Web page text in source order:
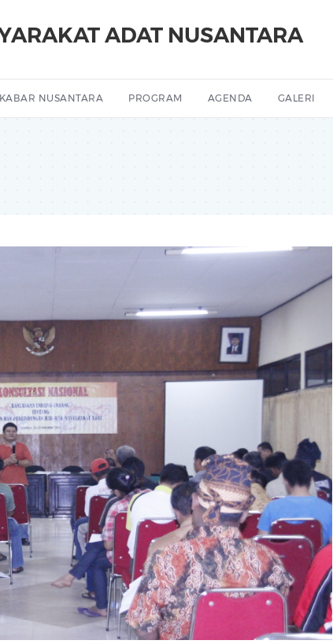
ADAT NUSANTARA
KABAR NUSANTARA PROGRAM AGENDA GALERI